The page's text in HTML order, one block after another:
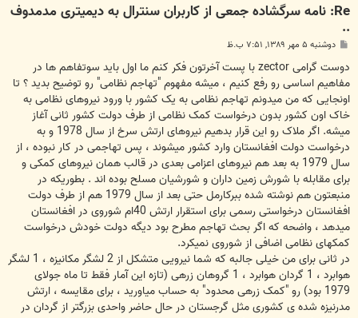
Re: نامه سرگشاده جمعی از کاربران سنترال به دیمیتری مدمدوف
..
پ
ت
دوشنبه ۵ مهر ۱۳۸۹, ۷:۵۱ ب.ظ
دوست گرامی zector با پست آخرتون فکر کنم ما اول باید سوتفاهم ها در
مفاهیم اساسی رو رفع کنیم ، میشه مفهوم "تهاجم نظامی" رو توضیح بدید ؟ تا
اونجایی که من میدونم تهاجم نظامی به یک کشور با ورود نیروهای نظامی به
خاک اون کشور بدون درخواست کمک نظامی از طرف دولت کشور ثانی آغاز
میشه. اگر ملاک رو این قرار بدهیم نیروهای ارتش سرخ از سال 1978 و به
درخواست دولت افغانستان وارد کشور میشوند ، پس تهاجمی در کار نبوده ، از
سال 1979 به بعد هم نیروهای اعزامی بعدی در قالب همان نیروهای کمکی و
برای مقابله با شورش زمین داران و شورشیان مسلح بوده اند . بطوریکه در
منبعتون هم نوشته شده ببرکارمل حتی بعد از سال 1979 هم از طرف دولت
افغانستان درخواستی رسمی برای استقرار ارتش 40ام شوروی در افغانستان
میدهد ، واضحه که اگر بحث تهاجم مطرح بود دیگه دولت خودش درخواست
کمکهای نظامی اضافی از شوروی نمیکرد.
در ثانی برای من خیلی جالبه که شما نیرویی متشکل از 2 لشگر مکانیزه ، 1 لشگر
هوابرد ، 1 گردان هوابرد ، 1 گروهان زرهی (تازه این آمار فقط تا ماه جولای
1979 بود) رو "کمک زرهی محدود" به حساب میاورید ، برای مقایسه ، ارتش
مدرنیزه شده ی کشوری مثل گرجستان در حال حاضر واحدی بزرگتر از گردان در